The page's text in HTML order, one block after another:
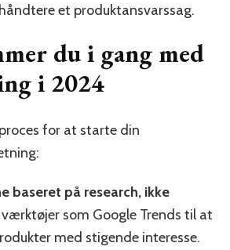
et produktansvarssag.
du i gang med
i 2024
for at starte din
baseret på research, ikke
værktøjer som Google Trends til at
med stigende interesse.